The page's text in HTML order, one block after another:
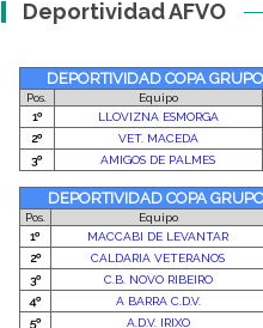
Deportividad AFVO